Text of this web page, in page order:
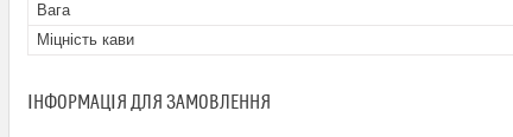
Вага
Міцність кави
ІНФОРМАЦІЯ ДЛЯ ЗАМОВЛЕННЯ